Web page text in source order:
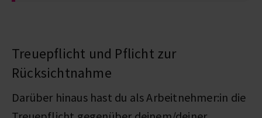
Treuepflicht und Pflicht zur
Rücksichtnahme
Darüber hinaus hast du als Arbeitnehmer:in die